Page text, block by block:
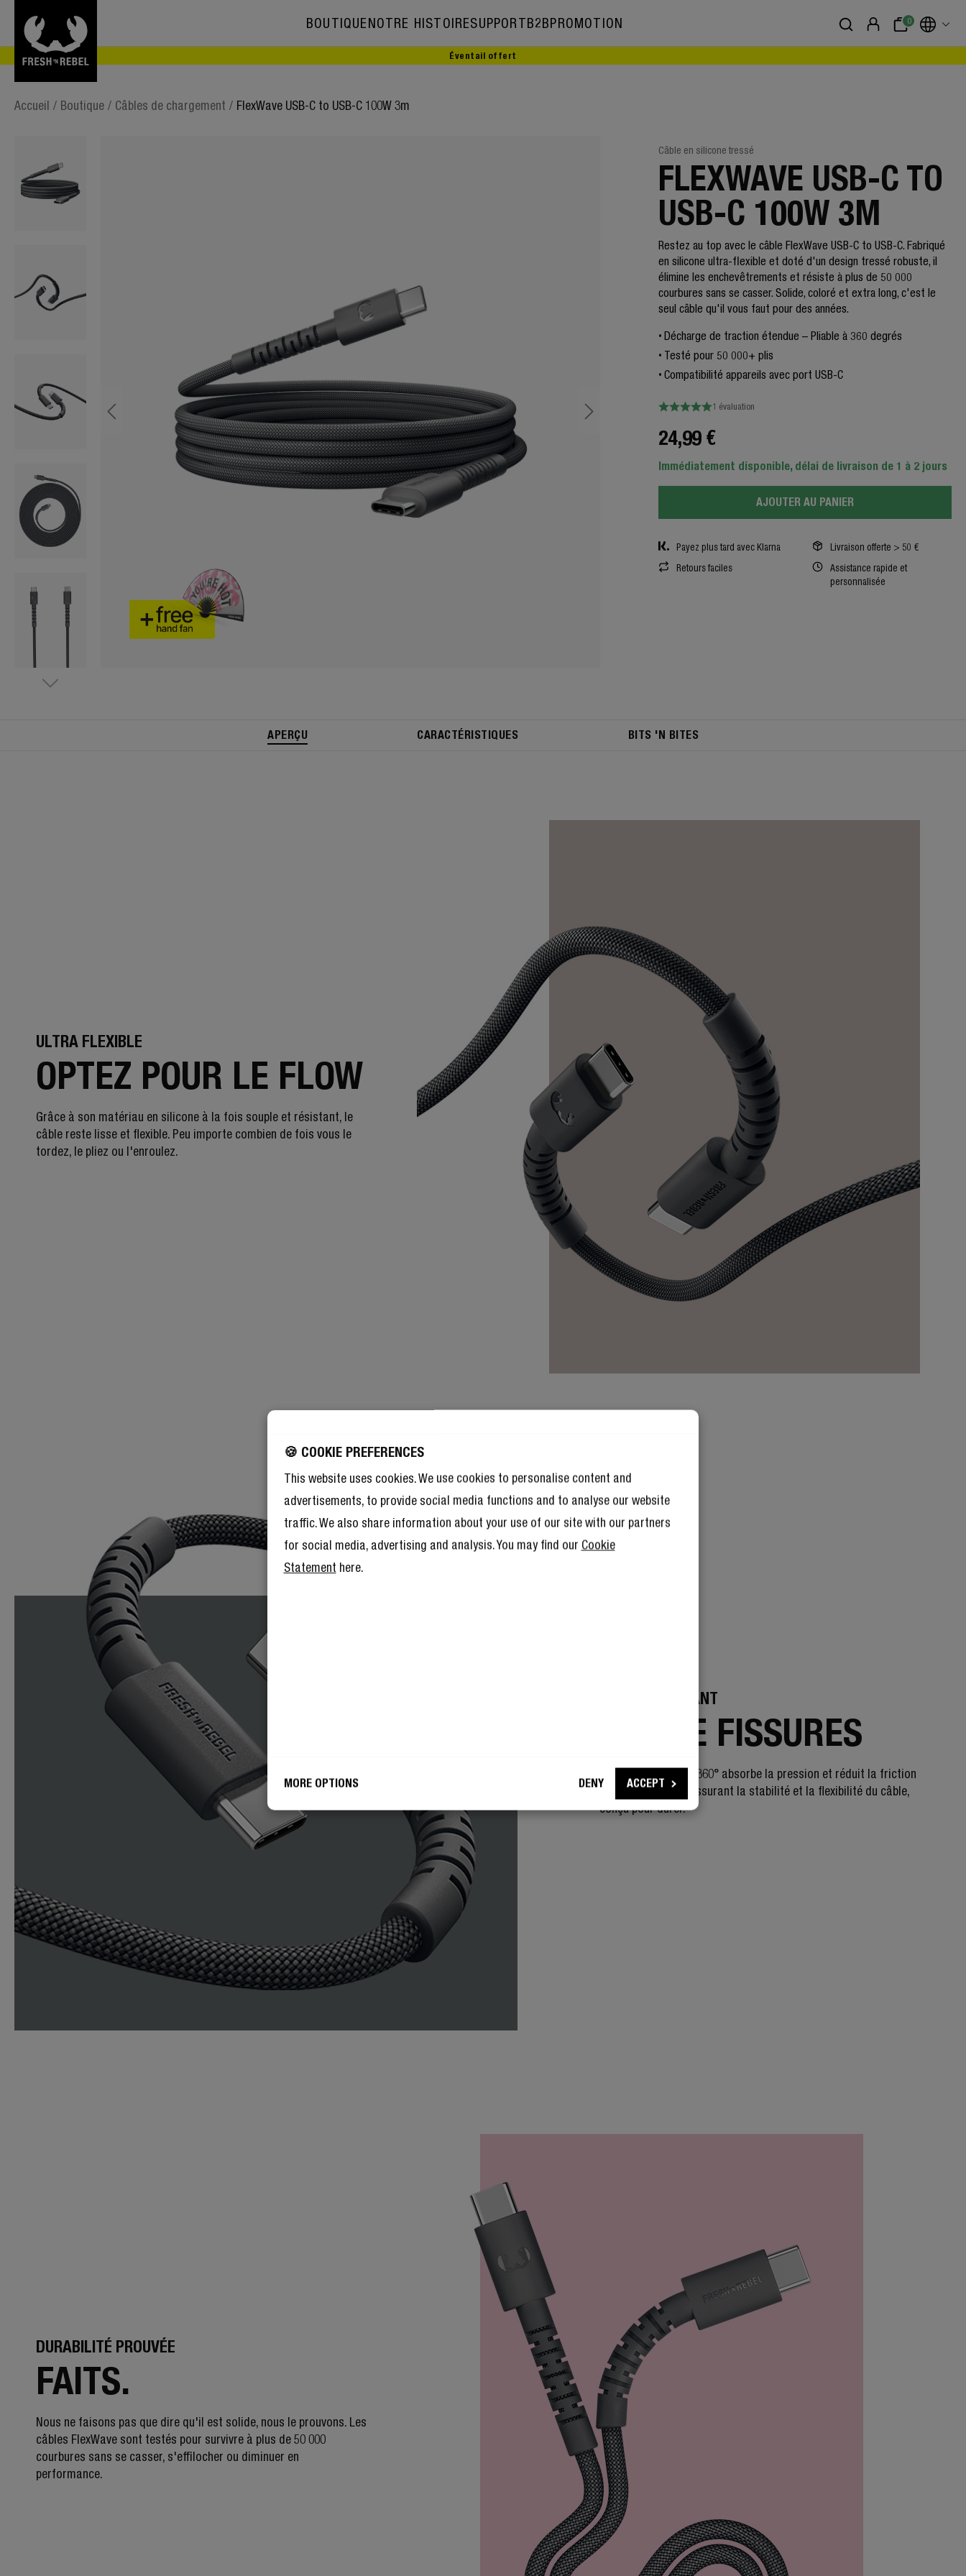
🍪 COOKIE PREFERENCES
This website uses cookies. We use cookies to personalise content and
advertisements, to provide social media functions and to analyse our website
traffic. We also share information about your use of our site with our partners
for social media, advertising and analysis. You may find our Cookie
Statement here.
MORE OPTIONS DENY ACCEPT
0
BOUTIQUENOTRE HISTOIRESUPPORTB2BPROMOTION
Éventail offert
Accueil / Boutique / Câbles de chargement / FlexWave USB-C to USB-C 100W 3m
Câble en silicone tressé
FLEXWAVE USB-C TO
USB-C 100W 3M
Restez au top avec le câble FlexWave USB-C to USB-C. Fabriqué
en silicone ultra-flexible et doté d'un design tressé robuste, il
élimine les enchevêtrements et résiste à plus de 50 000
courbures sans se casser. Solide, coloré et extra long, c'est le
seul câble qu'il vous faut pour des années.
Décharge de traction étendue – Pliable à 360 degrés
Testé pour 50 000+ plis
Compatibilité appareils avec port USB-C
1 évaluation
24,99 €
Immédiatement disponible, délai de livraison de 1 à 2 jours
AJOUTER AU PANIER
Payez plus tard avec Klarna
Livraison offerte > 50 €
Retours faciles
Assistance rapide et
personnalisée
APERÇU CARACTÉRISTIQUES BITS 'N BITES
ULTRA FLEXIBLE
OPTEZ POUR LE FLOW
Grâce à son matériau en silicone à la fois souple et résistant, le
câble reste lisse et flexible. Peu importe combien de fois vous le
tordez, le pliez ou l'enroulez.
SUPER RÉSISTANT
PAS DE FISSURES
Le renfort pliable à 360° absorbe la pression et réduit la friction
sur le connecteur, assurant la stabilité et la flexibilité du câble,
conçu pour durer.
DURABILITÉ PROUVÉE
FAITS.
Nous ne faisons pas que dire qu'il est solide, nous le prouvons. Les
câbles FlexWave sont testés pour survivre à plus de 50 000
courbures sans se casser, s'effilocher ou diminuer en
performance.